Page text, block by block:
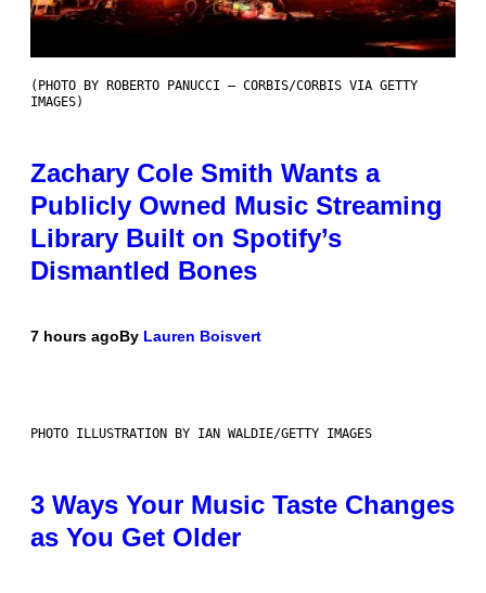
(PHOTO BY ROBERTO PANUCCI – CORBIS/CORBIS VIA GETTY
IMAGES)
Zachary Cole Smith Wants a
Publicly Owned Music Streaming
Library Built on Spotify’s
Dismantled Bones
7 hours agoBy Lauren Boisvert
PHOTO ILLUSTRATION BY IAN WALDIE/GETTY IMAGES
3 Ways Your Music Taste Changes
as You Get Older